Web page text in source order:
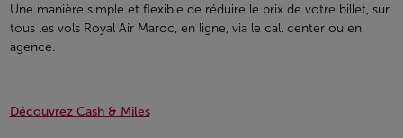
Une manière simple et flexible de réduire le prix de votre billet, sur
tous les vols Royal Air Maroc, en ligne, via le call center ou en
agence.
Découvrez Cash & Miles